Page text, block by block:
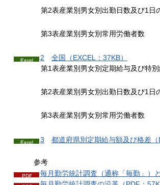
第2表産業別男女別出勤日数及び1日
第3表産業別男女別常用労働者数
2 全国（EXCEL：37KB）
第1表産業別男女別定期給与及び特
第2表産業別男女別出勤日数及び1日
第3表産業別男女別常用労働者数
3 都道府県別定期給与額及び格差（
参考
毎月勤労統計調査（通称「毎勤」）